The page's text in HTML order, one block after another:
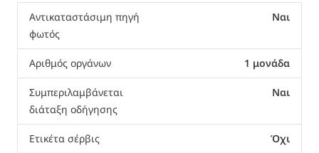
Αντικαταστάσιμη πηγή
φωτός
Ναι
Αριθμός οργάνων 1 μονάδα
Συμπεριλαμβάνεται
διάταξη οδήγησης
Ναι
Ετικέτα σέρβις Όχι